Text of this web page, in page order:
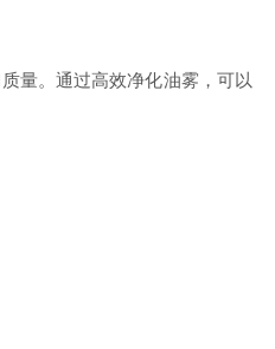
量。通过高效净化油雾，可以